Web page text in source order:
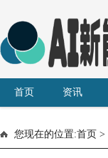
首页 资讯
您现在的位置:首页 >